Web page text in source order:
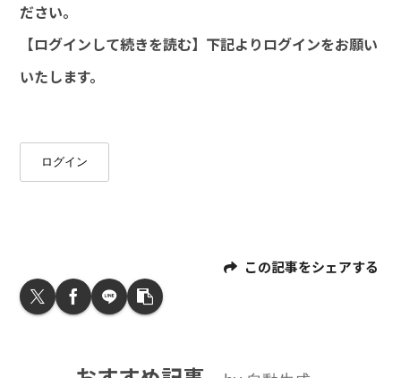
ださい。
【ログインして続きを読む】下記よりログインをお願い
いたします。
ログイン
この記事をシェアする